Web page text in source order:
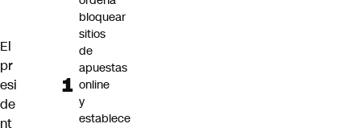
El
pr
esi
de
nt
bloquear
sitios
de
apuestas
online
y
establece